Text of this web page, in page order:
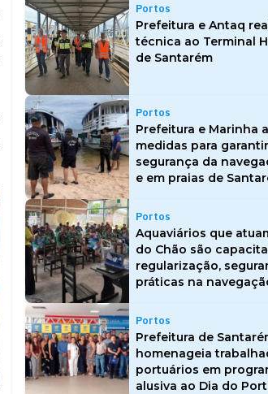
Portos
Prefeitura e Antaq
técnica ao Terminal
de Santarém
Portos
Prefeitura e Marinha
medidas para garantir
segurança da
e em praias de
Portos
Aquaviários que
do Chão são
regularização,
práticas na
Portos
Prefeitura de
homenageia
portuários em
alusiva ao Dia do